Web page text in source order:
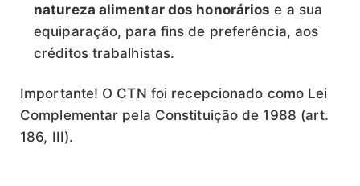
natureza alimentar dos honorários e a sua
equiparação, para fins de preferência, aos
créditos trabalhistas.
Importante! O CTN foi recepcionado como Lei
Complementar pela Constituição de 1988 (art.
186, III).